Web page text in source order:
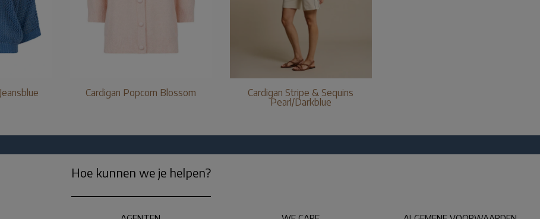
Cardigan Popcorn Blossom
Cardigan Stripe & Sequins
Pearl/Darkblue
Hoe kunnen we je helpen?